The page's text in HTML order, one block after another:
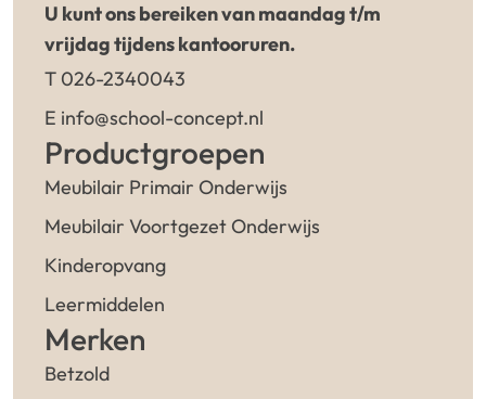
U kunt ons bereiken van maandag t/m
vrijdag tijdens kantooruren.
T 026-2340043
E info@school-concept.nl
Productgroepen
Meubilair Primair Onderwijs
Meubilair Voortgezet Onderwijs
Kinderopvang
Leermiddelen
Merken
Betzold